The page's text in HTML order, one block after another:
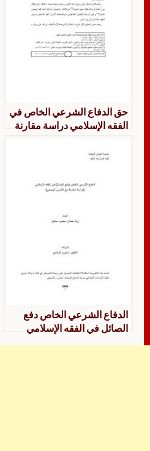
حق الدفاع الشرعي الخاص في
الفقه الإسلامي دراسة مقارنة
الدفاع الشرعي الخاص دفع
الصائل في الفقه الإسلامي